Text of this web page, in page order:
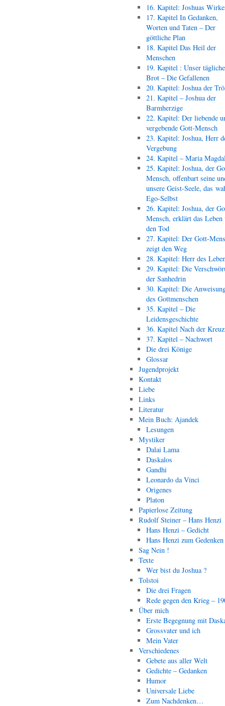
16. Kapitel: Joshuas
17. Kapitel In Gedanken,
Worten und Taten – Der
göttliche Plan
18. Kapitel Das Heil der
Menschen
19. Kapitel : Unser
Brot – Die Gefallenen
20. Kapitel: Joshua der
21. Kapitel – Joshua der
Barmherzige
22. Kapitel: Der liebende
vergebende Gott-Mensch
23. Kapitel: Joshua, Herr
Vergebung
24. Kapitel – Maria
25. Kapitel: Joshua, der
Mensch, offenbart seine
unsere Geist-Seele, das
Ego-Selbst
26. Kapitel: Joshua, der
Mensch, erklärt das Leben
den Tod
27. Kapitel: Der Gott-
zeigt den Weg
28. Kapitel: Herr des
29. Kapitel: Die
der Sanhedrin
30. Kapitel: Die
des Gottmenschen
35. Kapitel – Die
Leidensgeschichte
36. Kapitel Nach der
37. Kapitel – Nachwort
Die drei Könige
Glossar
Jugendprojekt
Kontakt
Liebe
Links
Literatur
Mein Buch: Ajandek
Lesungen
Mystiker
Dalai Lama
Daskalos
Gandhi
Leonardo da Vinci
Origenes
Platon
Papierlose Zeitung
Rudolf Steiner – Hans Henzi
Hans Henzi – Gedicht
Hans Henzi zum Gedenken
Sag Nein !
Texte
Wer bist du Joshua ?
Tolstoi
Die drei Fragen
Rede gegen den Krieg –
Über mich
Erste Begegnung mit
Grossvater und ich
Mein Vater
Verschiedenes
Gebete aus aller Welt
Gedichte – Gedanken
Humor
Universale Liebe
Zum Nachdenken…